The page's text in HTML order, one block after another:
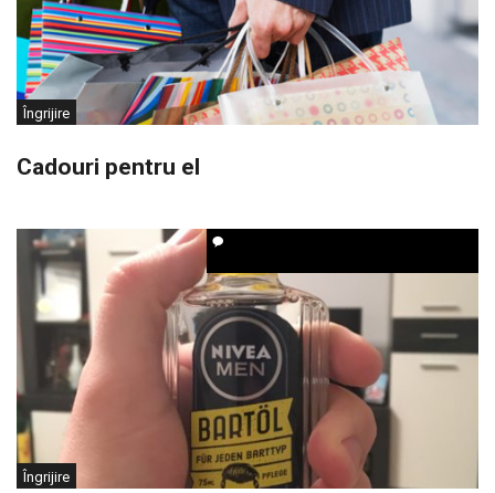
Îngrijire
Cadouri pentru el
Îngrijire